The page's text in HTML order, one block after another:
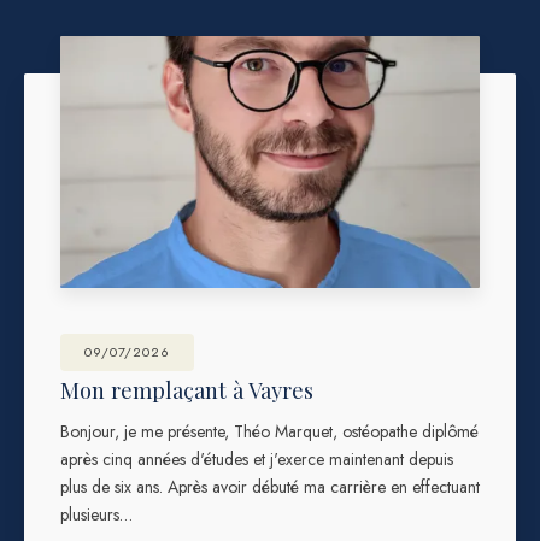
09/07/2026
Mon remplaçant à Vayres
Bonjour, je me présente, Théo Marquet, ostéopathe diplômé
après cinq années d'études et j'exerce maintenant depuis
plus de six ans. Après avoir débuté ma carrière en effectuant
plusieurs…